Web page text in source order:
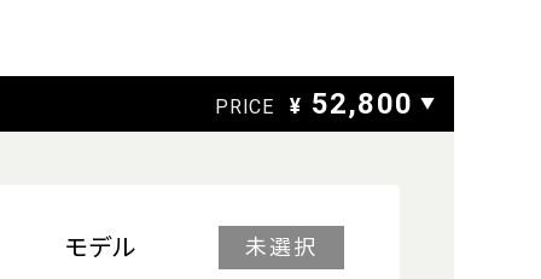
PRICE ¥ 52,800 ▼
モデル 未選択